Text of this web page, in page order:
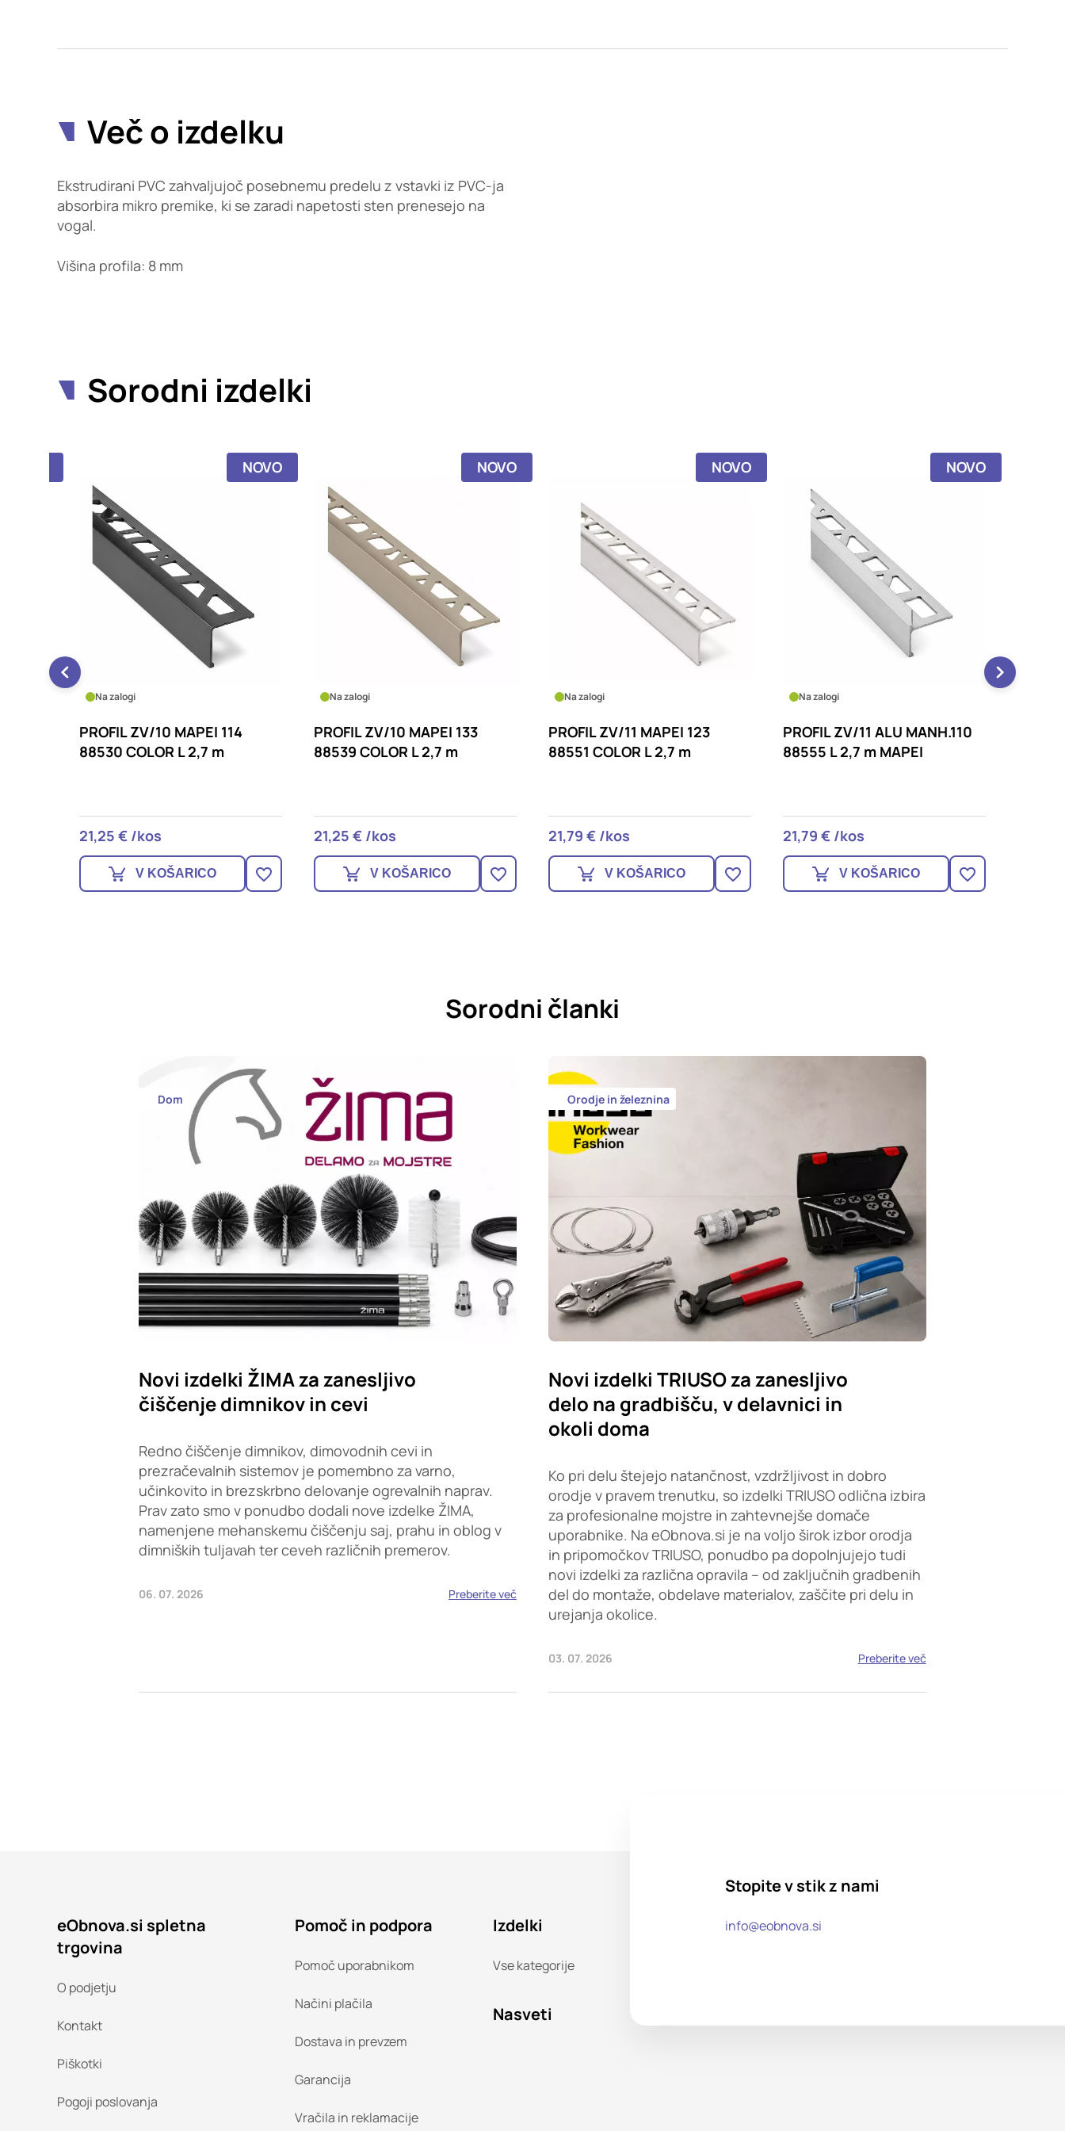
Več o izdelku
Ekstrudirani PVC zahvaljujoč posebnemu predelu z vstavki iz PVC-ja
absorbira mikro premike, ki se zaradi napetosti sten prenesejo na
vogal.
Višina profila: 8 mm
Sorodni izdelki
NOVO
Na zalogi
PROFIL ZV/10 MAPEI 133
88539 COLOR L 2,7 m
21,25 € /kos
V KOŠARICO
NOVO
Na zalogi
PROFIL ZV/11 MAPEI 123
88551 COLOR L 2,7 m
21,79 € /kos
V KOŠARICO
NOVO
Na zalogi
PROFIL ZV/11 ALU MANH.110
88555 L 2,7 m MAPEI
21,79 € /kos
V KOŠARICO
NOVO
Na zalogi
PROFIL ZV/11 ALU SILK 134
88560 L 2,7 m MAPEI
21,79 € /kos
V KOŠARICO
Sorodni članki
Dom
Novi izdelki ŽIMA za zanesljivo
čiščenje dimnikov in cevi
Redno čiščenje dimnikov, dimovodnih cevi in
prezračevalnih sistemov je pomembno za varno,
učinkovito in brezskrbno delovanje ogrevalnih naprav.
Prav zato smo v ponudbo dodali nove izdelke ŽIMA,
namenjene mehanskemu čiščenju saj, prahu in oblog v
dimniških tuljavah ter ceveh različnih premerov.
06. 07. 2026 Preberite več
Orodje in železnina
Novi izdelki TRIUSO za zanesljivo
delo na gradbišču, v delavnici in
okoli doma
Ko pri delu štejejo natančnost, vzdržljivost in dobro
orodje v pravem trenutku, so izdelki TRIUSO odlična izbira
za profesionalne mojstre in zahtevnejše domače
uporabnike. Na eObnova.si je na voljo širok izbor orodja
in pripomočkov TRIUSO, ponudbo pa dopolnjujejo tudi
novi izdelki za različna opravila – od zaključnih gradbenih
del do montaže, obdelave materialov, zaščite pri delu in
urejanja okolice.
03. 07. 2026 Preberite več
eObnova.si spletna
trgovina
O podjetju
Kontakt
Piškotki
Pogoji poslovanja
Pomoč in podpora
Pomoč uporabnikom
Načini plačila
Dostava in prevzem
Garancija
Vračila in reklamacije
Izdelki
Vse kategorije
Nasveti
Stopite v stik z nami
info@eobnova.si